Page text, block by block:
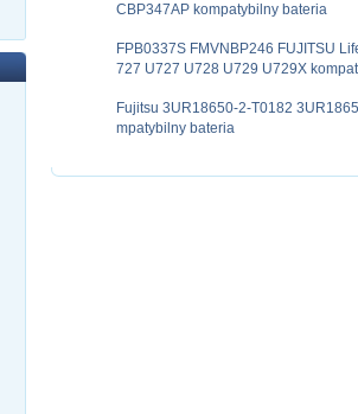
CBP347AP kompatybilny bateria
FPB0337S FMVNBP246 FUJITSU
727 U727 U728 U729 U729X
Fujitsu 3UR18650-2-T0182
mpatybilny bateria